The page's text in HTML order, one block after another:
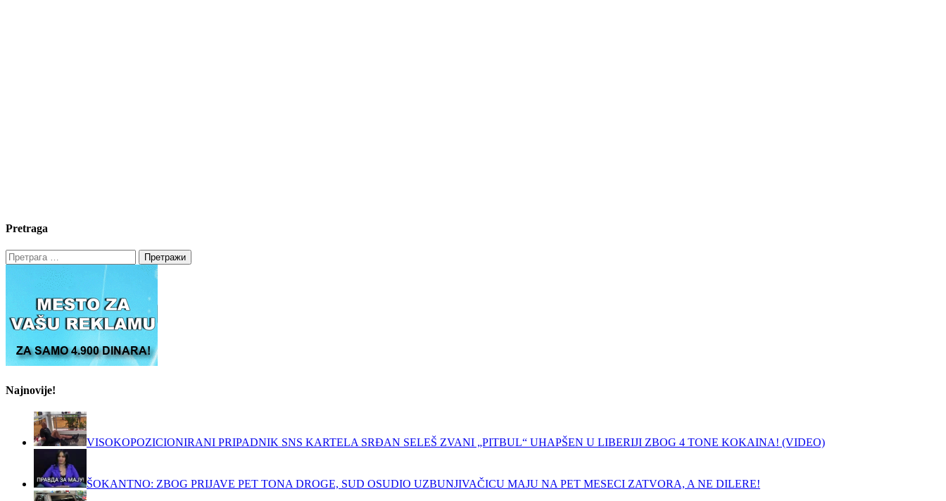
Pretraga
Претрага
за:
Najnovije!
VISOKOPOZICIONIRANI PRIPADNIK SNS KARTELA SRĐAN SELEŠ ZVANI „PITBUL“ UHAPŠEN U LIBERIJI ZBOG 4 TONE KOKAINA! (VIDEO)
ŠOKANTNO: ZBOG PRIJAVE PET TONA DROGE, SUD OSUDIO UZBUNJIVAČICU MAJU NA PET MESECI ZATVORA, A NE DILERE!